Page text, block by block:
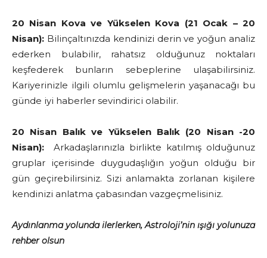
20 Nisan Kova ve Yükselen Kova (21 Ocak – 20
Nisan): Bilinçaltınızda kendinizi derin ve yoğun analiz
ederken bulabilir, rahatsız olduğunuz noktaları
keşfederek bunların sebeplerine ulaşabilirsiniz.
Kariyerinizle ilgili olumlu gelişmelerin yaşanacağı bu
günde iyi haberler sevindirici olabilir.
20 Nisan Balık ve Yükselen Balık (20 Nisan -20
Nisan):
Arkadaşlarınızla birlikte katılmış olduğunuz
gruplar içerisinde duygudaşlığın yoğun olduğu bir
gün geçirebilirsiniz. Sizi anlamakta zorlanan kişilere
kendinizi anlatma çabasından vazgeçmelisiniz.
Aydınlanma yolunda ilerlerken, Astroloji’nin ışığı yolunuza
rehber olsun